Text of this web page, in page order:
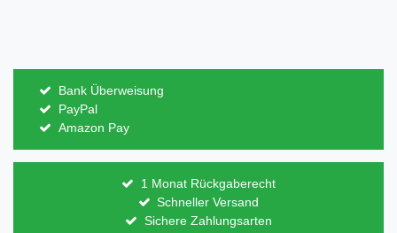
Bank Überweisung
PayPal
Amazon Pay
1 Monat Rückgaberecht
Schneller Versand
Sichere Zahlungsarten